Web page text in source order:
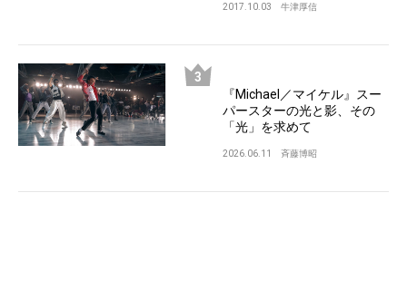
2017.10.03 牛津厚信
『Michael／マイケル』スー
パースターの光と影、その
「光」を求めて
2026.06.11 斉藤博昭